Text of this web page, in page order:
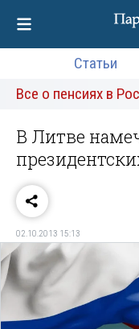
Статьи
Все о пенсиях в
В Литве
02.10.2013 15:13